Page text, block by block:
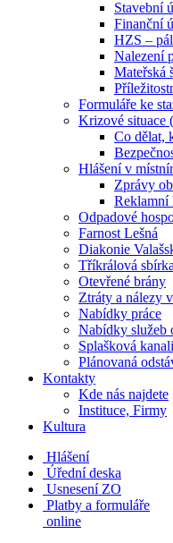
Stavební
Finanční
HZS –
Nalezení
Mateřská
Formuláře ke
Krizové situace
Co dělat,
Hlášení v
Zprávy
Reklamní
Odpadové
Farnost Lešná
Diakonie
Tříkrálová sbírka
Otevřené brány
Ztráty a nálezy
Nabídky práce
Nabídky služeb
Splašková
Plánovaná
Kontakty
Kde nás najdete
Instituce, Firmy
Kultura
Hlášení
Úřední deska
Usnesení ZO
Platby a formuláře
online